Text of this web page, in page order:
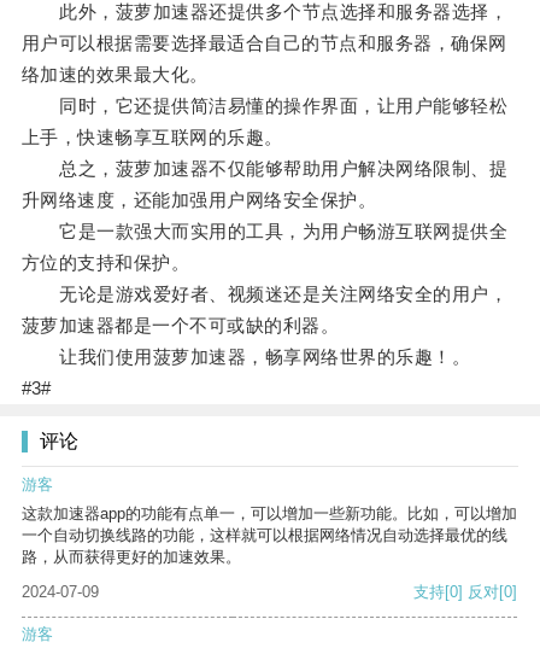
此外，菠萝加速器还提供多个节点选择和服务器选择，
用户可以根据需要选择最适合自己的节点和服务器，确保网
络加速的效果最大化。
同时，它还提供简洁易懂的操作界面，让用户能够轻松
上手，快速畅享互联网的乐趣。
总之，菠萝加速器不仅能够帮助用户解决网络限制、提
升网络速度，还能加强用户网络安全保护。
它是一款强大而实用的工具，为用户畅游互联网提供全
方位的支持和保护。
无论是游戏爱好者、视频迷还是关注网络安全的用户，
菠萝加速器都是一个不可或缺的利器。
让我们使用菠萝加速器，畅享网络世界的乐趣！。
#3#
评论
游客
这款加速器app的功能有点单一，可以增加一些新功能。比如，可以增加
一个自动切换线路的功能，这样就可以根据网络情况自动选择最优的线
路，从而获得更好的加速效果。
2024-07-09
支持[0] 反对[0]
游客